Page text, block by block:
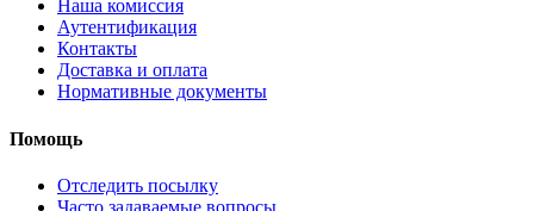
Наша комиссия
Аутентификация
Контакты
Доставка и оплата
Нормативные документы
Помощь
Отследить посылку
Часто задаваемые вопросы